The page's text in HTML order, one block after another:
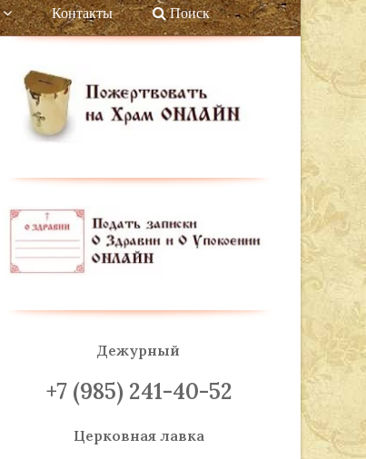
Контакты Поиск
Дежурный
+7 (985) 241-40-52
Церковная лавка